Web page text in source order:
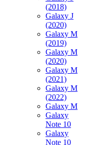
(2018)
Galaxy J
(2020)
Galaxy M
(2019)
Galaxy M
(2020)
Galaxy M
(2021)
Galaxy M
(2022)
Galaxy M
Galaxy
Note 10
Galaxy
Note 10